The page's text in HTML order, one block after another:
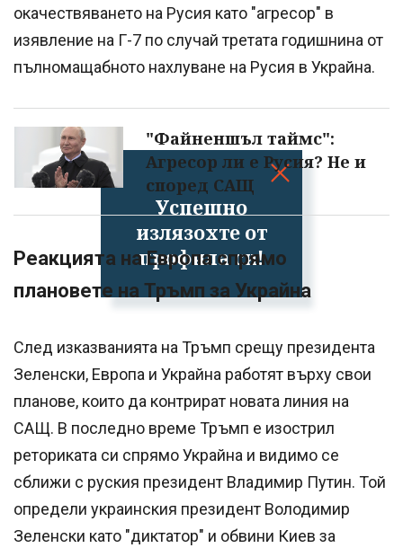
Успешно
излязохте от
профила си!
окачествяването на Русия като "агресор" в
изявление на Г-7 по случай третата годишнина от
пълномащабното нахлуване на Русия в Украйна.
"Файненшъл таймс":
Агресор ли е Русия? Не и
според САЩ
Реакцията на Европа спрямо
плановете на Тръмп за Украйна
След изказванията на Тръмп срещу президента
Зеленски, Европа и Украйна работят върху свои
планове, които да контрират новата линия на
САЩ. В последно време Тръмп е изострил
реториката си спрямо Украйна и видимо се
сближи с руския президент Владимир Путин. Той
определи украинския президент Володимир
Зеленски като "диктатор" и обвини Киев за